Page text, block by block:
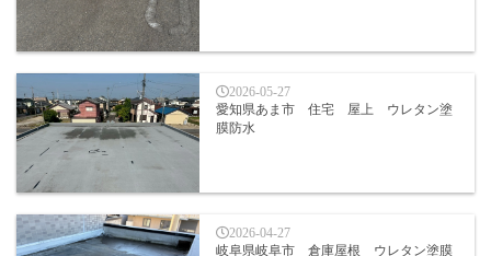
2026-05-27
愛知県あま市 住宅 屋上 ウレタン塗
膜防水
2026-04-27
岐阜県岐阜市 倉庫屋根 ウレタン塗膜